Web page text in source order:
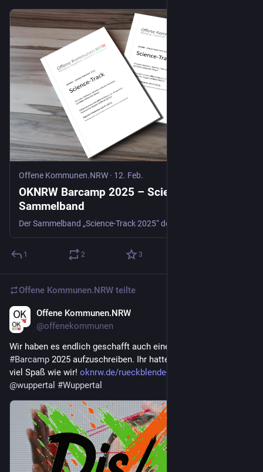
Offene Kommunen.NRW · 12. Feb.
OKNRW Barcamp 2025 – Science Track-
Sammelband
1 2 3
Offene Kommunen.NRW teilte
Offene Kommunen.NRW
@offenekommunen
#Barcamp 2025 aufzuschreiben. Ihr hattet hoffentlich genauso
viel Spaß wie wir! oknrw.de/rueckblende-oknrw-bar
@wuppertal #Wuppertal